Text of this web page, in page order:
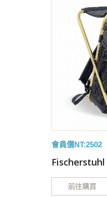
會員價NT:2502
Fischerstuhl
前往購買